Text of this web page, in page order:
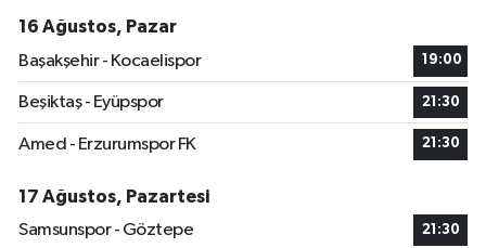
16 Ağustos, Pazar
Başakşehir - Kocaelispor
19:00
Beşiktaş - Eyüpspor 21:30
Amed - Erzurumspor FK 21:30
17 Ağustos, Pazartesi
Samsunspor - Göztepe
21:30